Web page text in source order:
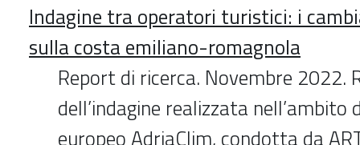
Indagine tra operatori turistici: i
sulla costa emiliano-romagnola
Report di ricerca. Novembre 2022.
dell’indagine realizzata
europeo AdriaClim, condotta da